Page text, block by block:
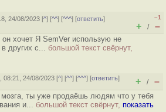
24/08/2023 [^] [^^] [^^^] [ответить]
–1
+ / –
хочет Я SemVer использую не
других с... большой текст свёрнут,
08:21, 24/08/2023 [^] [^^] [^^^] [ответить]
+ / –
мозга, ты уже продаёшь людям что у тебя
и... большой текст свёрнут, показать